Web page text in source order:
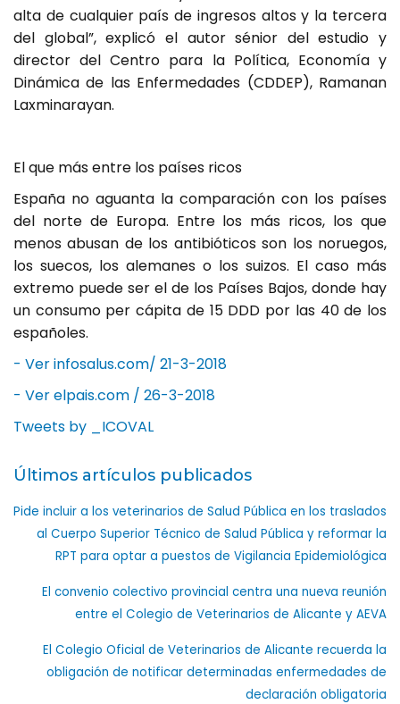
alta de cualquier país de ingresos altos y la tercera
del global”, explicó el autor sénior del estudio y
director del Centro para la Política, Economía y
Dinámica de las Enfermedades (CDDEP), Ramanan
Laxminarayan.
El que más entre los países ricos
España no aguanta la comparación con los países
del norte de Europa. Entre los más ricos, los que
menos abusan de los antibióticos son los noruegos,
los suecos, los alemanes o los suizos. El caso más
extremo puede ser el de los Países Bajos, donde hay
un consumo per cápita de 15 DDD por las 40 de los
españoles.
- Ver infosalus.com/ 21-3-2018
- Ver elpais.com / 26-3-2018
Tweets by _ICOVAL
Últimos artículos publicados
Pide incluir a los veterinarios de Salud Pública en los traslados
al Cuerpo Superior Técnico de Salud Pública y reformar la
RPT para optar a puestos de Vigilancia Epidemiológica
El convenio colectivo provincial centra una nueva reunión
entre el Colegio de Veterinarios de Alicante y AEVA
El Colegio Oficial de Veterinarios de Alicante recuerda la
obligación de notificar determinadas enfermedades de
declaración obligatoria